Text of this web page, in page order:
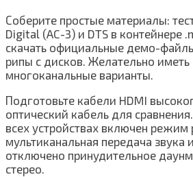
Соберите простые материалы:
Digital (AC-3) и DTS в
скачать официальные демо-
рипы с дисков. Желательно иметь
многоканальные варианты.
Подготовьте кабели HDMI
оптический кабель для
всех устройствах включен
мультиканальная передача звука
отключено принудительное
стерео.